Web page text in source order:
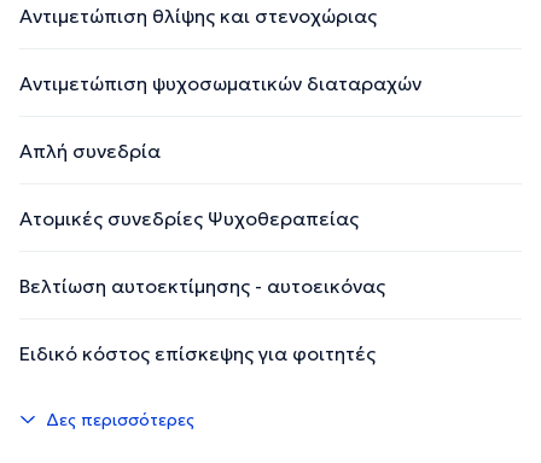
Αντιμετώπιση θλίψης και στενοχώριας
Αντιμετώπιση ψυχοσωματικών διαταραχών
Απλή συνεδρία
Ατομικές συνεδρίες Ψυχοθεραπείας
Βελτίωση αυτοεκτίμησης - αυτοεικόνας
Ειδικό κόστος επίσκεψης για φοιτητές
Δες περισσότερες